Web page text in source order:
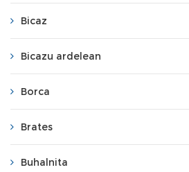
Bicaz
Bicazu ardelean
Borca
Brates
Buhalnita